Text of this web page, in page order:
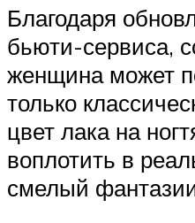
Благодаря
бьюти-сервиса,
женщина может
только
цвет лака на
воплотить в
смелый